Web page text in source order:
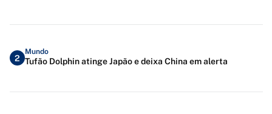
2
Mundo
Tufão Dolphin atinge Japão e deixa China em alerta